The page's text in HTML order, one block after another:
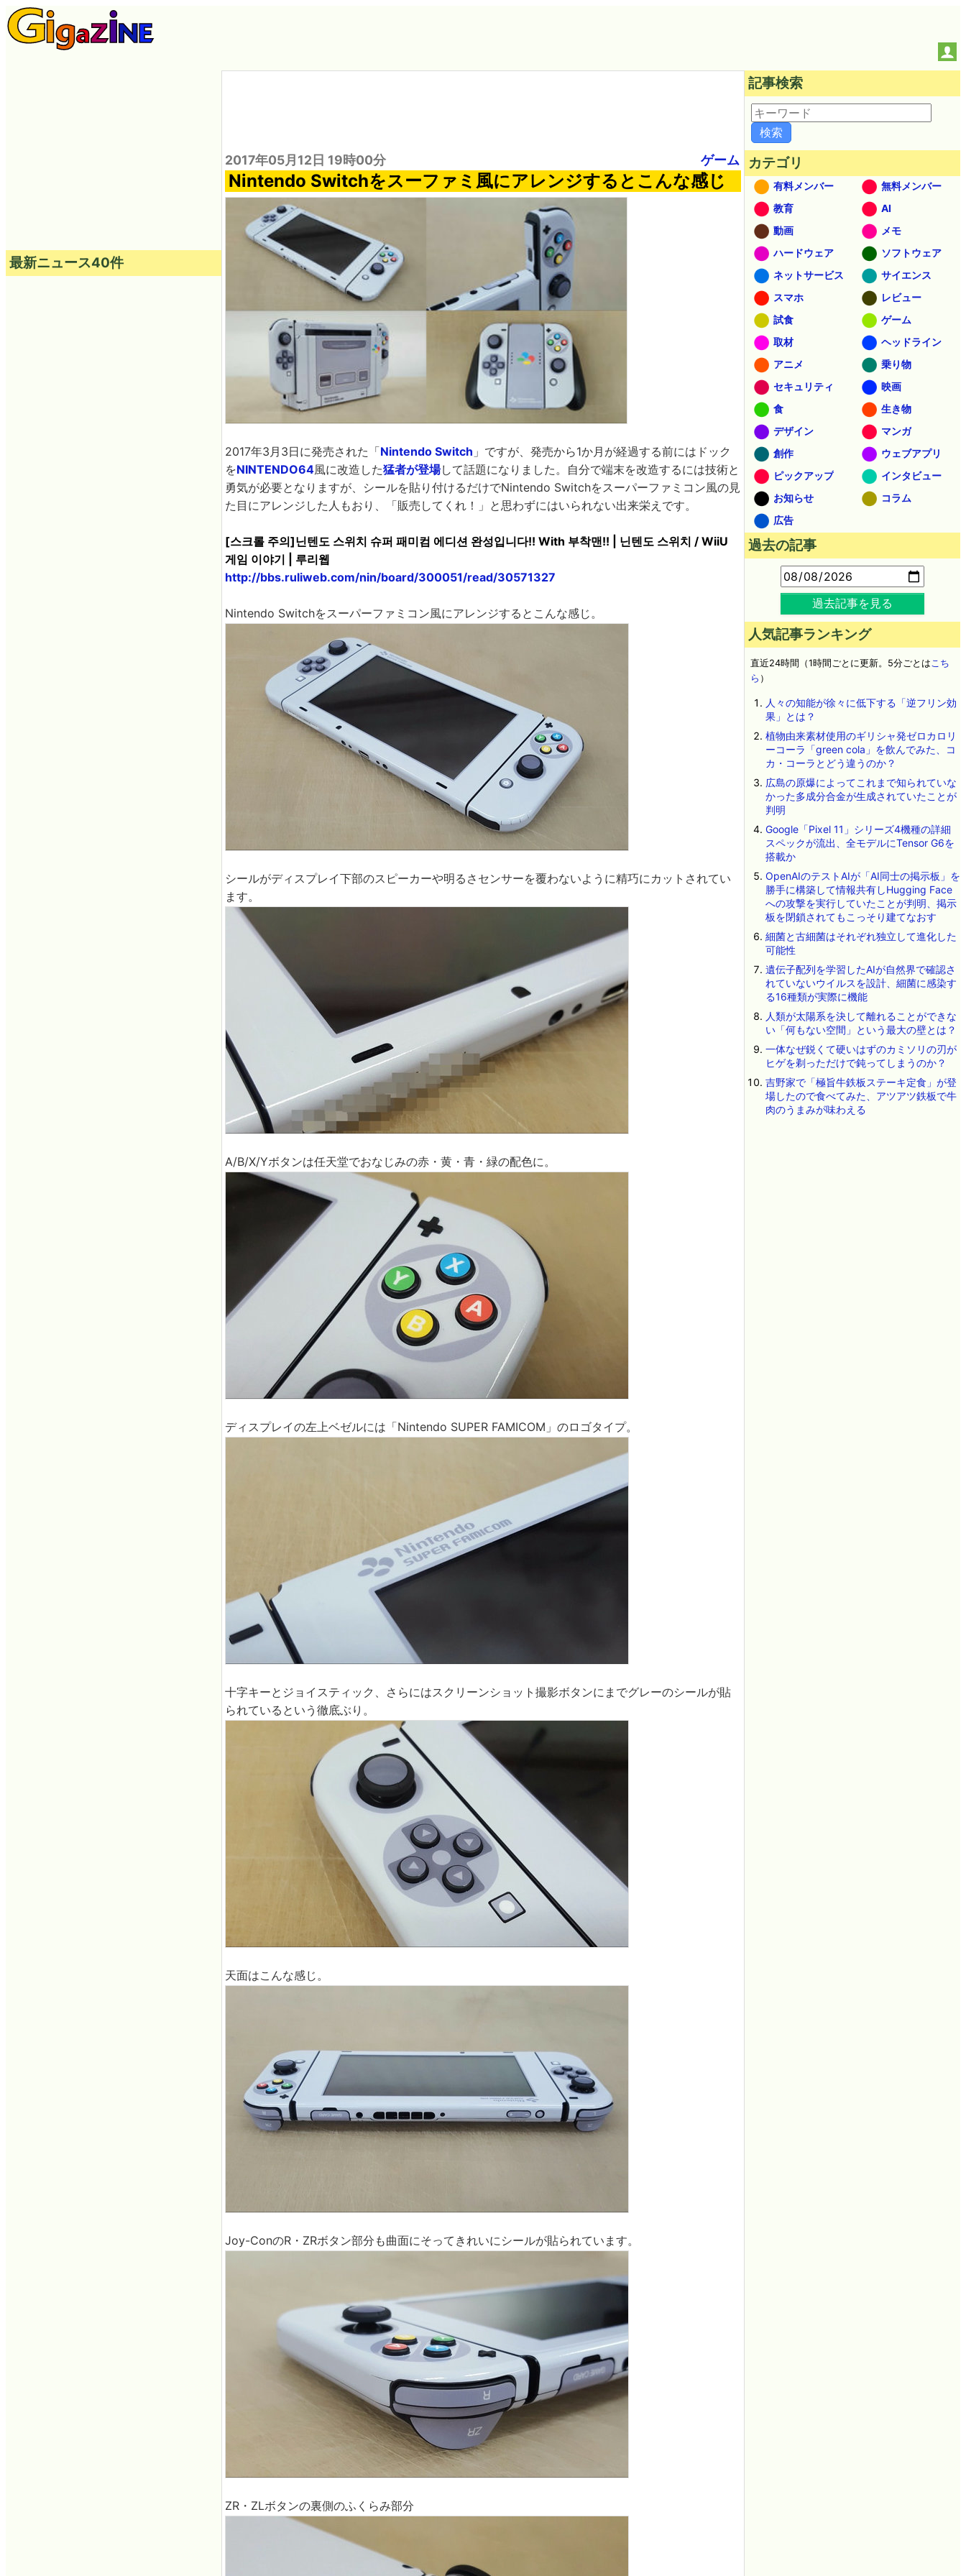
2017年05月12日 19時00分 ゲーム
Nintendo Switchをスーファミ風にアレンジするとこんな感じ
2017年3月3日に発売された「Nintendo Switch 」ですが、発売から1か月が経過する前にはドック
をNINTENDO64風に改造した猛者が登場して話題になりました。自分で端末を改造するには技術と
勇気が必要となりますが、シールを貼り付けるだけでNintendo Switchをスーパーファミコン風の見
た目にアレンジした人もおり、「販売してくれ！」と思わずにはいられない出来栄えです。
[스크롤 주의]닌텐도 스위치 슈퍼 패미컴 에디션 완성입니다!! With 부착맨!! | 닌텐도 스위치 / WiiU
게임 이야기 | 루리웹
http://bbs.ruliweb.com/nin/board/300051/read/30571327
Nintendo Switchをスーパーファミコン風にアレンジするとこんな感じ。
シールがディスプレイ下部のスピーカーや明るさセンサーを覆わないように精巧にカットされてい
ます。
A/B/X/Yボタンは任天堂でおなじみの赤・黄・青・緑の配色に。
ディスプレイの左上ベゼルには「Nintendo SUPER FAMICOM」のロゴタイプ。
十字キーとジョイスティック、さらにはスクリーンショット撮影ボタンにまでグレーのシールが貼
られているという徹底ぶり。
天面はこんな感じ。
Joy-ConのR・ZRボタン部分も曲面にそってきれいにシールが貼られています。
ZR・ZLボタンの裏側のふくらみ部分
最新ニュース40件
記事検索
カテゴリ
有料メンバー
無料メンバー
教育
AI
動画
メモ
ハードウェア
ソフトウェア
ネットサービス
サイエンス
スマホ
レビュー
試食
ゲーム
取材
ヘッドライン
アニメ
乗り物
セキュリティ
映画
食
生き物
デザイン
マンガ
創作
ウェブアプリ
ピックアップ
インタビュー
お知らせ
コラム
広告
過去の記事
過去記事を見る
人気記事ランキング
直近24時間（1時間ごとに更新。5分ごとはこち
ら ）
人々の知能が徐々に低下する「逆フリン効
果」とは？
植物由来素材使用のギリシャ発ゼロカロリ
ーコーラ「green cola」を飲んでみた、コ
カ・コーラとどう違うのか？
広島の原爆によってこれまで知られていな
かった多成分合金が生成されていたことが
判明
Google「Pixel 11」シリーズ4機種の詳細
スペックが流出、全モデルにTensor G6を
搭載か
OpenAIのテストAIが「AI同士の掲示板」を
勝手に構築して情報共有しHugging Face
への攻撃を実行していたことが判明、掲示
板を閉鎖されてもこっそり建てなおす
細菌と古細菌はそれぞれ独立して進化した
可能性
遺伝子配列を学習したAIが自然界で確認さ
れていないウイルスを設計、細菌に感染す
る16種類が実際に機能
人類が太陽系を決して離れることができな
い「何もない空間」という最大の壁とは？
一体なぜ鋭くて硬いはずのカミソリの刃が
ヒゲを剃っただけで鈍ってしまうのか？
吉野家で「極旨牛鉄板ステーキ定食」が登
場したので食べてみた、アツアツ鉄板で牛
肉のうまみが味わえる